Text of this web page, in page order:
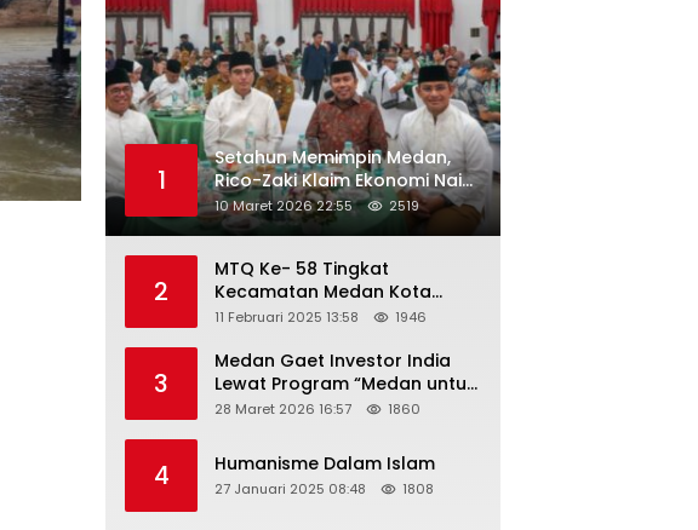
1
Setahun Memimpin Medan,
Rico-Zaki Klaim Ekonomi Naik
dan Pengangguran Turun
10 Maret 2026 22:55 2519
2
MTQ Ke- 58 Tingkat
Kecamatan Medan Kota
Tahun 2025 Resmi Dibuka
11 Februari 2025 13:58 1946
3
Medan Gaet Investor India
Lewat Program “Medan untuk
Semua”
28 Maret 2026 16:57 1860
4 Humanisme Dalam Islam
27 Januari 2025 08:48 1808